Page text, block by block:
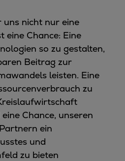
nicht nur eine
eine Chance: Eine
so zu gestalten,
Beitrag zur
leisten. Eine
zu
Chance, unseren
ein
und
zu bieten